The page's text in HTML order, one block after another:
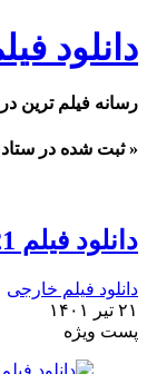
دانلود
رسانه فیلم ترین
« ثبت شده در
دانلود فیلم No Time To Die 2021 زمانی برای مردن نیست
دانلود فیلم خارجی
۲۱ تیر ۱۴۰۱
پست ويژه